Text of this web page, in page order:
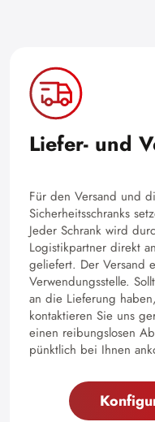
Liefer- und
Für den Versand und
Sicherheitsschranks
Jeder Schrank wird
Logistikpartner direkt
geliefert. Der Versand
Verwendungsstelle.
an die Lieferung
kontaktieren Sie uns
einen reibungslosen
pünktlich bei Ihnen